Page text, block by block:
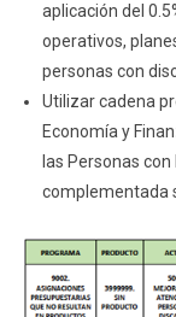
aplicación del
operativos,
personas con
Utilizar cadena
Economía y
las Personas
complementada